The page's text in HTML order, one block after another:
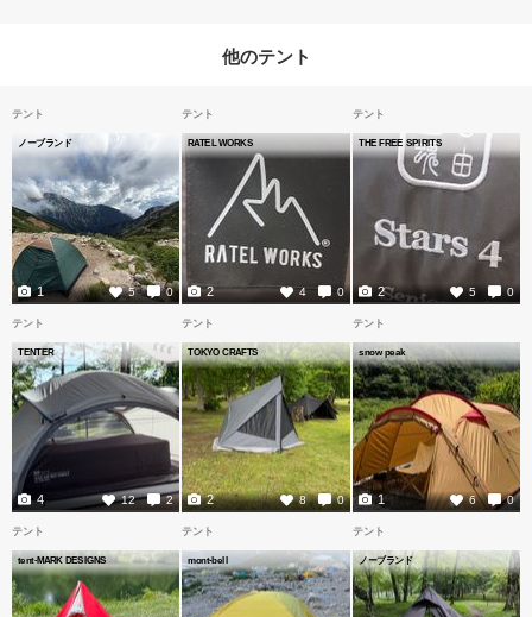
他のテント
テント
ノーブランド
5 0
1
テント
RATEL WORKS
4 0
2
テント
THE FREE SPIRITS
5 0
2
テント
TENTER
12 2
4
テント
TOKYO CRAFTS
8 0
2
テント
snow peak
6 0
1
テント
tent-MARK DESIGNS
テント
mont-bell
テント
ノーブランド